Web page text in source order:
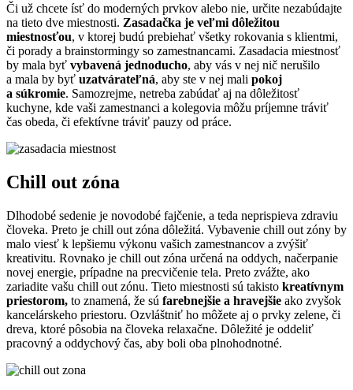
Či už chcete ísť do moderných prvkov alebo nie, určite nezabúdajte
na tieto dve miestnosti. Zasadačka je veľmi dôležitou
miestnosťou, v ktorej budú prebiehať všetky rokovania s klientmi,
či porady a brainstormingy so zamestnancami. Zasadacia miestnosť
by mala byť vybavená jednoducho, aby vás v nej nič nerušilo
a mala by byť uzatvárateľná, aby ste v nej mali pokoj
a súkromie. Samozrejme, netreba zabúdať aj na dôležitosť
kuchyne, kde vaši zamestnanci a kolegovia môžu príjemne tráviť
čas obeda, či efektívne tráviť pauzy od práce.
Chill out zóna
Dlhodobé sedenie je novodobé fajčenie, a teda neprispieva zdraviu
človeka. Preto je chill out zóna dôležitá. Vybavenie chill out zóny by
malo viesť k lepšiemu výkonu vašich zamestnancov a zvýšiť
kreativitu. Rovnako je chill out zóna určená na oddych, načerpanie
novej energie, prípadne na precvičenie tela. Preto zvážte, ako
zariadite vašu chill out zónu. Tieto miestnosti sú takisto kreatívnym
priestorom, to znamená, že sú farebnejšie a hravejšie ako zvyšok
kancelárskeho priestoru. Ozvláštniť ho môžete aj o prvky zelene, či
dreva, ktoré pôsobia na človeka relaxačne. Dôležité je oddeliť
pracovný a oddychový čas, aby boli oba plnohodnotné.